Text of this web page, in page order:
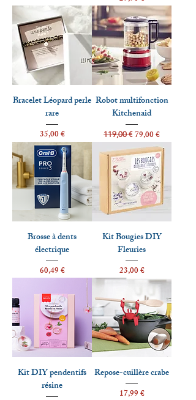
Bracelet Léopard perle
rare
Prix
35,00 €
Robot multifonction
Kitchenaid
Prix original
119,00 € Prix promotionnel
79,00 €
Brosse à dents
électrique
Prix
60,49 €
Kit Bougies DIY
Fleuries
Prix
23,00 €
Kit DIY pendentifs
résine
Repose-cuillère crabe
Prix
17,99 €